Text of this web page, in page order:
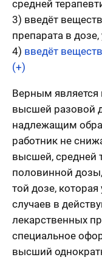
средней
3) введёт
препарата в
4) введёт
(+)
Верным
высшей разовой
надлежащим
работник не
высшей, средней
половинной
той дозе,
случаев в
лекарственных
специальное
высший